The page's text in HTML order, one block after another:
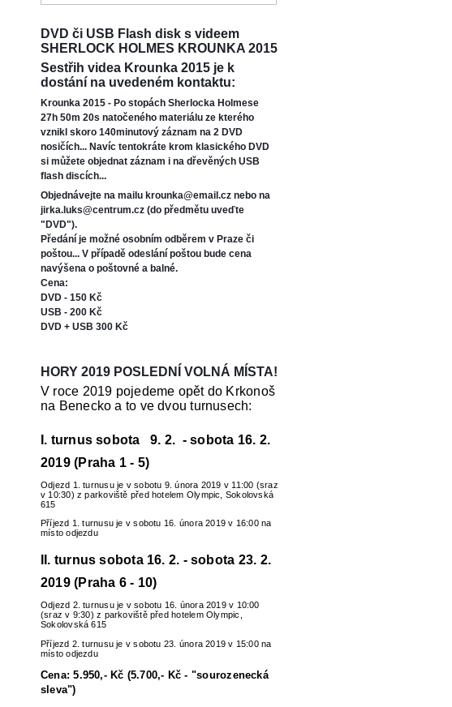
DVD či USB Flash disk s videem
SHERLOCK HOLMES KROUNKA 2015
Sestřih videa Krounka 2015 je k
dostání na uvedeném kontaktu:
Krounka 2015 - Po stopách Sherlocka Holmese
27h 50m 20s natočeného materiálu ze kterého
vznikl skoro 140minutový záznam na 2 DVD
nosičích... Navíc tentokráte krom klasického DVD
si můžete objednat záznam i na dřevěných USB
flash discích...
Objednávejte na mailu krounka@email.cz nebo na
jirka.luks@centrum.cz (do předmětu uveďte
"DVD").
Předání je možné osobním odběrem v Praze či
poštou... V případě odeslání poštou bude cena
navýšena o poštovné a balné.
Cena:
DVD - 150 Kč
USB - 200 Kč
DVD + USB 300 Kč
HORY 2019 POSLEDNÍ VOLNÁ MÍSTA!
V roce 2019 pojedeme opět do Krkonoš
na Benecko a to ve dvou turnusech:
I. turnus sobota 9. 2. - sobota 16. 2.
2019 (Praha 1 - 5)
Odjezd 1. turnusu je v sobotu 9. února 2019 v 11:00 (sraz
v 10:30) z parkoviště před hotelem Olympic, Sokolovská
615
Příjezd 1. turnusu je v sobotu 16. února 2019 v 16:00 na
místo odjezdu
II. turnus sobota 16. 2. - sobota 23. 2.
2019 (Praha 6 - 10)
Odjezd 2. turnusu je v sobotu 16. února 2019 v 10:00
(sraz v 9:30) z parkoviště před hotelem Olympic,
Sokolovská 615
Příjezd 2. turnusu je v sobotu 23. února 2019 v 15:00 na
místo odjezdu
Cena: 5.950,- Kč (5.700,- Kč - "sourozenecká
sleva")